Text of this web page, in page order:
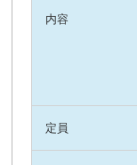
内容
定員